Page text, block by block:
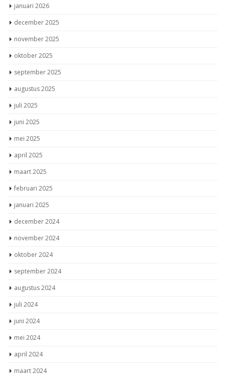
januari 2026
december 2025
november 2025
oktober 2025
september 2025
augustus 2025
juli 2025
juni 2025
mei 2025
april 2025
maart 2025
februari 2025
januari 2025
december 2024
november 2024
oktober 2024
september 2024
augustus 2024
juli 2024
juni 2024
mei 2024
april 2024
maart 2024